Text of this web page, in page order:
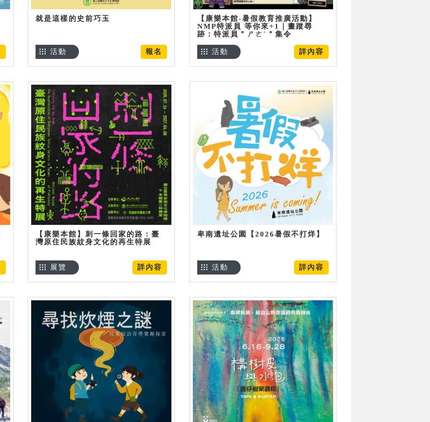
就是這樣的史前巧玉
報名
活動
【康樂本館-暑假教育推廣活動】
NMP特派員 等你來+1｜畫蹤尋
跡：特派員＂ㄕㄜˋ＂集令
詳內容
活動
【康樂本館】刺一條回家的路：臺
灣原住民族紋身文化的再生特展
詳內容
展覽
卑南遺址公園【2026暑假不打烊】
詳內容
活動